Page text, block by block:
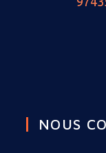
NOUS